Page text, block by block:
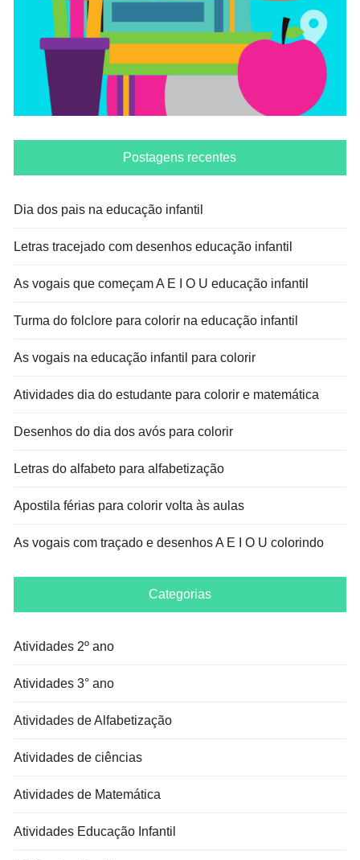
Postagens recentes
Dia dos pais na educação infantil
Letras tracejado com desenhos educação infantil
As vogais que começam A E I O U educação infantil
Turma do folclore para colorir na educação infantil
As vogais na educação infantil para colorir
Atividades dia do estudante para colorir e matemática
Desenhos do dia dos avós para colorir
Letras do alfabeto para alfabetização
Apostila férias para colorir volta às aulas
As vogais com traçado e desenhos A E I O U colorindo
Categorias
Atividades 2º ano
Atividades 3° ano
Atividades de Alfabetização
Atividades de ciências
Atividades de Matemática
Atividades Educação Infantil